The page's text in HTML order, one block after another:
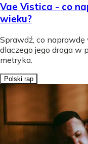
Vae Vistica - co
wieku?
Sprawdź, co
dlaczego jego droga w
metryka.
Polski rap